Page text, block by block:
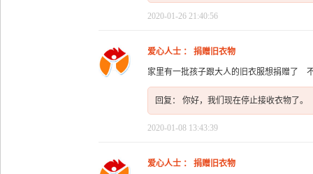
2020-01-26 21:40:56
爱心人士 ： 捐赠旧衣物
家里有一批孩子跟大人的旧衣服想捐赠了
回复： 你好，我们现在停止接收衣物了。
2020-01-08 13:43:39
爱心人士 ： 捐赠旧衣物